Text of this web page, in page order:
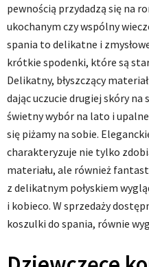
pewnością przydadzą się na
ukochanym czy wspólny
spania to delikatne i
krótkie spodenki, które są
Delikatny, błyszczący
dając uczucie drugiej skóry na
świetny wybór na lato i
się piżamy na sobie.
charakteryzuje nie tylko
materiału, ale również
z delikatnym połyskiem
i kobieco. W sprzedaży
koszulki do spania, równie